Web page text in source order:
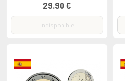
29.90 €
Indisponible